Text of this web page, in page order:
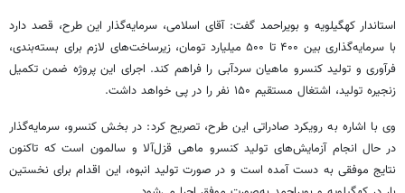
استاندار کهگیلویه و بویراحمد گفت: آقای اسلامی، سرمایه‌گذار این طرح، قصد دارد
با سرمایه‌گذاری بین ۴۰۰ تا ۵۰۰ میلیارد تومان، زیرساخت‌های لازم برای بسته‌بندی،
فرآوری و تولید کنسرو ماهیانسردآبی را فراهم کند. اجرای این پروژه ضمن تکمیل
زنجیره تولید، اشتغال مستقیم ۱۵۰ نفر را در پی خواهد داشت.
وی با اشاره به رویکرد صادراتی این طرح، تصریح کرد: در بخش کنسرو، سرمایه‌گذار
در حال انجام آزمایش‌های تولید کنسرو ماهی قزل‌آلا و سالمون است که تاکنون
نتایج موفقی به دست آمده است و در صورت تولید انبوه، این اقدام برای نخستین